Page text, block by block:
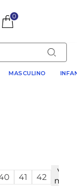
0
MASCULINO
41 42
Ver
mais